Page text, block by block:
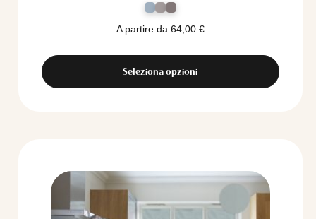
A partire da 64,00 €
Seleziona opzioni